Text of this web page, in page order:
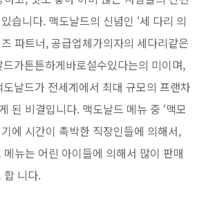
습니다. 맥도날드의 신념인 ‘세 다리 의
파트너, 공급업체가의자의 세다리같은
가튼튼하게바로설수있다는의 미이며,
날드가 전세계에서 최대 규모의 프랜차
된 비결입니다. 맥도날드 메뉴 중 ‘맥모
에 시간이 촉박한 직장인들에 의해서,
메뉴는 어린 아이들에 의해서 많이 판매
합 니다.